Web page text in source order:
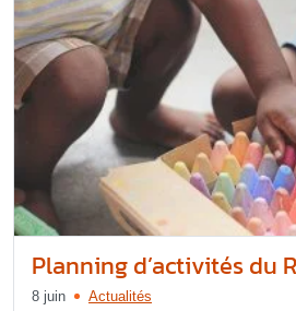
Planning d’activités du
8 juin Actualités